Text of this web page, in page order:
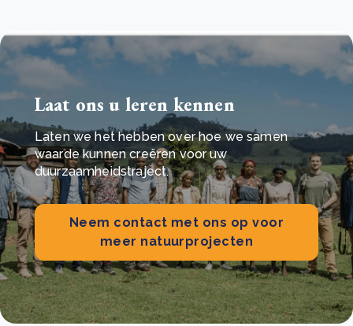
Laat ons u leren kennen
Laten we het hebben over hoe we samen
waarde kunnen creëren voor uw
duurzaamheidstraject.
Neem contact met ons op voor
meer natuurprojecten